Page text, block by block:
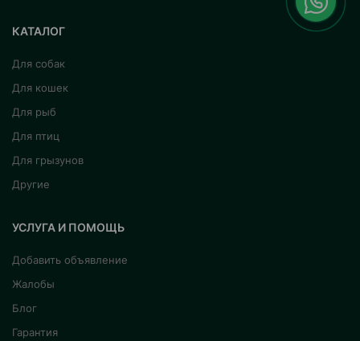
КАТАЛОГ
Для собак
Для кошек
Для рыб
Для птиц
Для грызунов
Другие
УСЛУГА И ПОМОЩЬ
Добавить объявление
Жалобы
Блог
Гарантия